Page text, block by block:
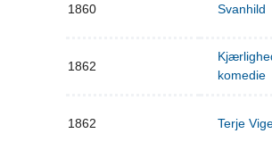
1860 Svanhild
1862
komedie
1862 Terje